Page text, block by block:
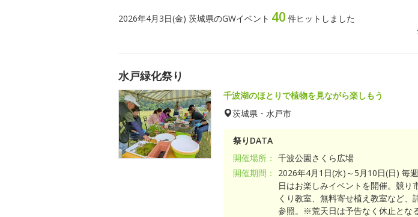
2026年4月3日(金) 茨城県のGWイベント 40 件ヒットしました
水戸緑化祭り
千波湖のほとりで植物を見ながら楽しもう
茨城県・水戸市
祭りDATA
開催場所： 千波公園さくら広場
開催期間：
2026年4月1日(水)～5月10日(日) 毎
日はお楽しみイベントを開催。競り
くり教室、無料寄せ植え教室など、
参照。※荒天日は予告なく休止となる